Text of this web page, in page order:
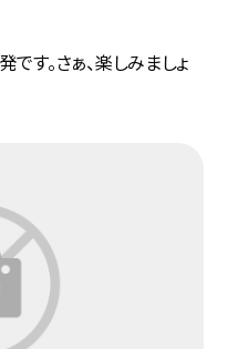
す。さぁ、楽しみましょ